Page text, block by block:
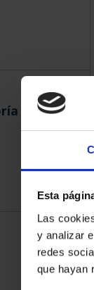
Esta
Las
y analizar
redes
que hayan